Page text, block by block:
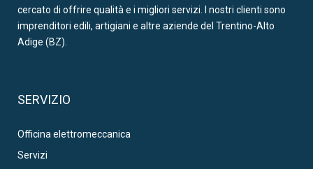
cercato di offrire qualità e i migliori servizi. I nostri clienti sono
imprenditori edili, artigiani e altre aziende del Trentino-Alto
Adige (BZ).
SERVIZIO
Officina elettromeccanica
Servizi